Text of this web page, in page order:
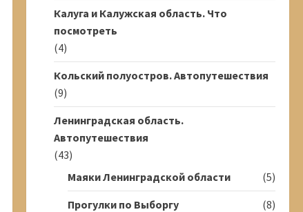
Калуга и Калужская область. Что
посмотреть
(4)
Кольский полуостров. Автопутешествия
(9)
Ленинградская область.
Автопутешествия
(43)
Маяки Ленинградской области
(5)
Прогулки по Выборгу
(8)